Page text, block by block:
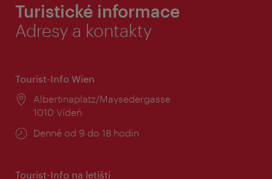
Turistické informace
Adresy a kontakty
Tourist-Info Wien
Místo:
Albertinaplatz/Maysedergasse
1010 Vídeň
Provozní
Denně od 9 do 18 hodin
Tourist-Info na letišti